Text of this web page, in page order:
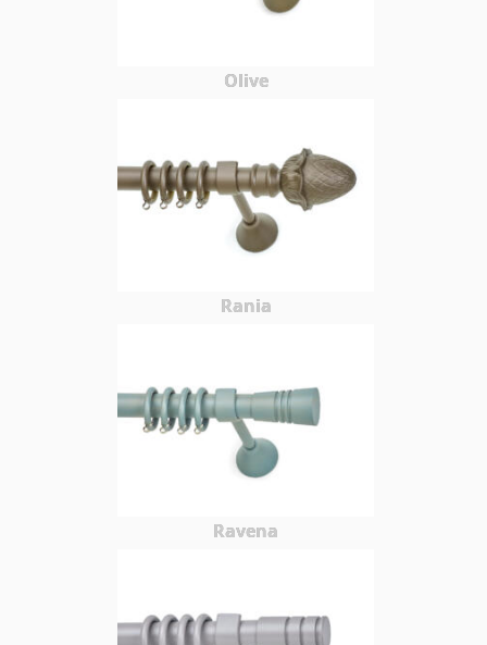
Olive
Rania
Ravena